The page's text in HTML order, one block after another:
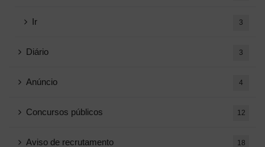
Ir 3
Diário 3
Anúncio 4
Concursos públicos 12
Aviso de recrutamento 18